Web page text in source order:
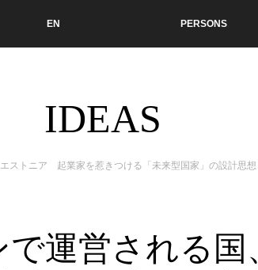
EN PERSONS
IDEAS
ストニア 起業家を惹きつける「未来型国家」の設計思想
で運営される